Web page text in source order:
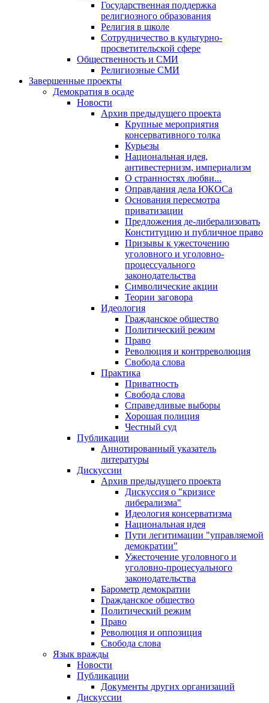
Государственная поддержка
религиозного образования
Религия в школе
Сотрудничество в культурно-
просветительской сфере
Общественность и СМИ
Религиозные СМИ
Завершенные проекты
Демократия в осаде
Новости
Архив предыдущего проекта
Крупные мероприятия
консервативного толка
Курьезы
Национальная идея,
антивестернизм, империализм
О странностях любви...
Оправдания дела ЮКОСа
Основания пересмотра
приватизации
Предложения де-либерализовать
Конституцию и публичное право
Призывы к ужесточению
уголовного и уголовно-
процессуального
законодательства
Символические акции
Теории заговора
Идеология
Гражданское общество
Политический режим
Право
Революция и контрреволюция
Свобода слова
Практика
Приватность
Свобода слова
Справедливые выборы
Хорошая полиция
Честный суд
Публикации
Аннотированный указатель
литературы
Дискуссии
Архив предыдущего проекта
Дискуссия о "кризисе
либерализма"
Идеология консерватизма
Национальная идея
Пути легитимации "управляемой
демократии"
Ужесточение уголовного и
уголовно-процесуального
законодательства
Барометр демократии
Гражданское общество
Политический режим
Право
Революция и оппозиция
Свобода слова
Язык вражды
Новости
Публикации
Документы других организаций
Дискуссии